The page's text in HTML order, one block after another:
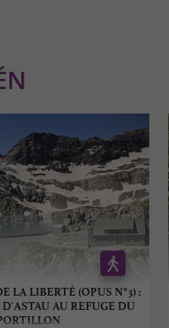
LA LIBERTÉ (OPUS N°3) :
D'ASTAU AU REFUGE DU